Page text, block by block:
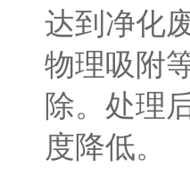
达到净化
物理吸附
除。处理
度降低。